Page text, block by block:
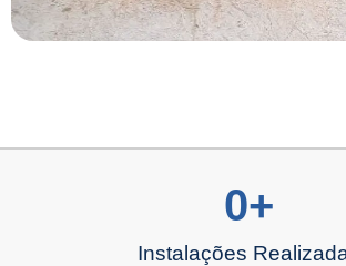
Instalações
0+